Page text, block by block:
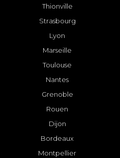
Thionville
Strasbourg
Lyon
Marseille
Toulouse
Nantes
Grenoble
Rouen
Dijon
Bordeaux
Montpellier